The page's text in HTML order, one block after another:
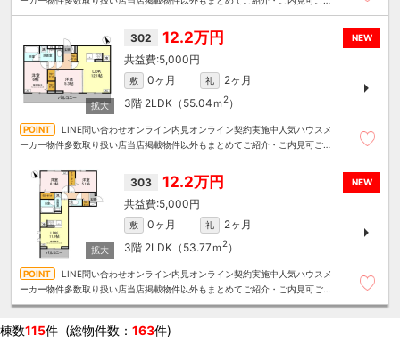
NEW
302 12.2万円
5,000円
敷 0ヶ月 礼
2ヶ月
3階 2LDK（55.04ｍ 2）
LINE問い合わせオンライン内見オンライン契約実施中人気ハウスメ
ーカー物件多数取り扱い店当店掲載物件以外もまとめてご紹介・ご内見可ご予
NEW
303 12.2万円
5,000円
敷 0ヶ月 礼
2ヶ月
3階 2LDK（53.77ｍ 2）
LINE問い合わせオンライン内見オンライン契約実施中人気ハウスメ
ーカー物件多数取り扱い店当店掲載物件以外もまとめてご紹介・ご内見可ご予
棟数115件 (総物件数： 163件)